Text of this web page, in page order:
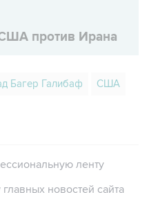
против Ирана
Багер Галибаф США
ленту
новостей сайта